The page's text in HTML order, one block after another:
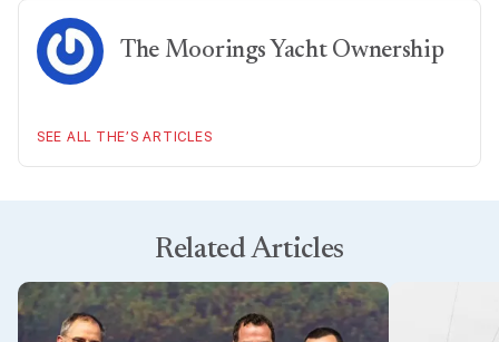
The Moorings Yacht Ownership
SEE ALL THE’S ARTICLES
Related Articles